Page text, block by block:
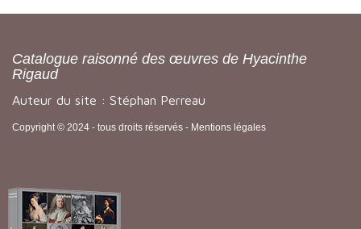
Catalogue raisonné des œuvres de Hyacinthe
Rigaud
Auteur du site : Stéphan Perreau
Copyright © 2024 - tous droits réservés - Mentions légales